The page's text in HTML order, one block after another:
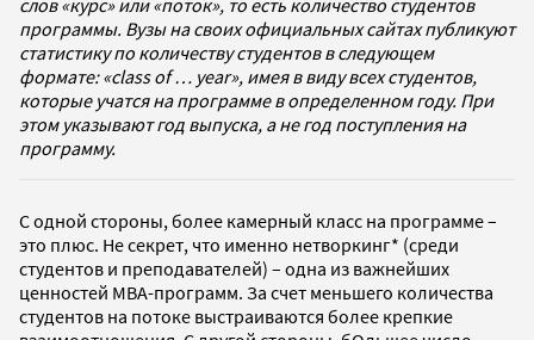
программы. Вузы на своих официальных сайтах публикуют
статистику по количеству студентов в следующем
формате: «class of … year», имея в виду всех студентов,
которые учатся на программе в определенном году. При
этом указывают год выпуска, а не год поступления на
программу.
С одной стороны, более камерный класс на программе –
это плюс. Не секрет, что именно нетворкинг* (среди
студентов и преподавателей) – одна из важнейших
ценностей MBA-программ. За счет меньшего количества
студентов на потоке выстраиваются более крепкие